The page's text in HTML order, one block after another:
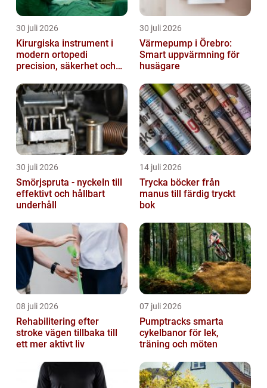
30 juli 2026
Kirurgiska instrument i
modern ortopedi
precision, säkerhet och
30 juli 2026
Värmepump i Örebro:
Smart uppvärmning för
husägare
30 juli 2026
Smörjspruta - nyckeln till
effektivt och hållbart
underhåll
14 juli 2026
Trycka böcker från
manus till färdig tryckt
bok
08 juli 2026
Rehabilitering efter
stroke vägen tillbaka till
ett mer aktivt liv
07 juli 2026
Pumptracks smarta
cykelbanor för lek,
träning och möten